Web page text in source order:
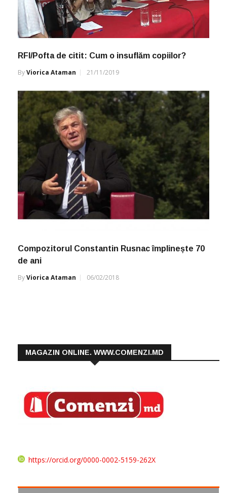
RFI/Pofta de citit: Cum o insuflăm copiilor?
ByViorica Ataman 21/11/2019
Compozitorul Constantin Rusnac împlinește 70
de ani
ByViorica Ataman 06/02/2018
MAGAZIN ONLINE. WWW.COMENZI.MD
https://orcid.org/0000-0002-5159-262X